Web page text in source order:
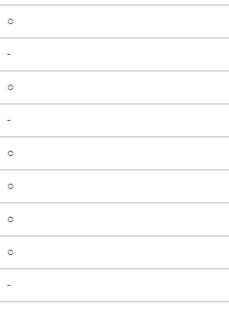
○
-
○
-
○
○
○
○
-